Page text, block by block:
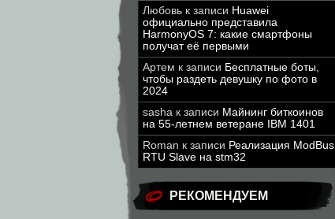
Любовь к записи Huawei
официально представила
HarmonyOS 7: какие смартфоны
получат её первыми
Артем к записи Бесплатные боты,
чтобы раздеть девушку по фото в
2024
sasha к записи Майнинг биткоинов
на 55-летнем ветеране IBM 1401
Roman к записи Реализация ModBus
RTU Slave на stm32
РЕКОМЕНДУЕМ